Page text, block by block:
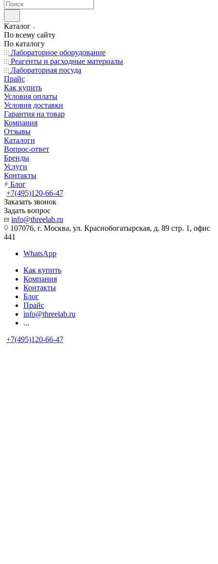
Каталог
По всему сайту
По каталогу
Лабораторное оборудование
Реагенты и расходные материалы
Лабораторная посуда
Прайс
Как купить
Условия оплаты
Условия доставки
Гарантия на товар
Компания
Отзывы
Каталоги
Вопрос-ответ
Бренды
Услуги
Контакты
Блог
+7(495)120-66-47
Заказать звонок
Задать вопрос
info@threelab.ru
107076, г. Москва, ул. Краснобогатырская, д. 89 стр. 1, офис
441
WhatsApp
Как купить
Компания
Контакты
Блог
Прайс
info@threelab.ru
...
+7(495)120-66-47